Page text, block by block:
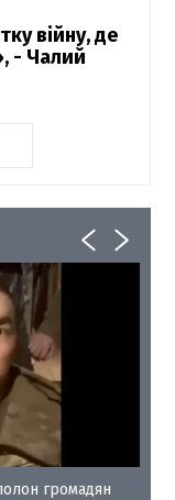
війну, де
- Чалий
громадян